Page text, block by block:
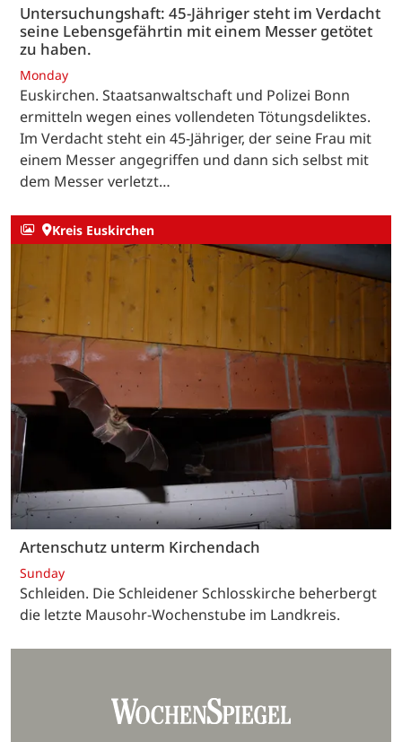
Untersuchungshaft: 45-Jähriger steht im Verdacht
seine Lebensgefährtin mit einem Messer getötet
zu haben.
Monday
Euskirchen. Staatsanwaltschaft und Polizei Bonn
ermitteln wegen eines vollendeten Tötungsdeliktes.
Im Verdacht steht ein 45-Jähriger, der seine Frau mit
einem Messer angegriffen und dann sich selbst mit
dem Messer verletzt…
Kreis Euskirchen
Artenschutz unterm Kirchendach
Sunday
Schleiden. Die Schleidener Schlosskirche beherbergt
die letzte Mausohr-Wochenstube im Landkreis.